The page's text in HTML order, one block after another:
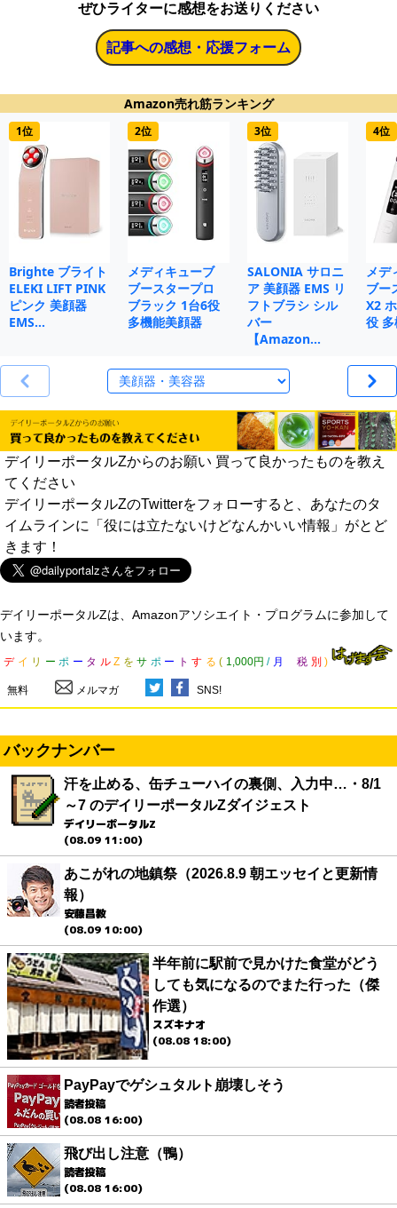
ぜひライターに感想をお送りください
記事への感想・応援フォーム
Amazon売れ筋ランキング
1位
Brighte ブライト
ELEKI LIFT PINK
ピンク 美顔器
EMS…
2位
メディキューブ
ブースタープロ
ブラック 1台6役
多機能美顔器
3位
SALONIA サロニ
ア 美顔器 EMS リ
フトブラシ シル
バー
【Amazon…
4位
メデ
ブー
X2
役
デイリーポータルZからのお願い 買って良かったものを教え
てください
デイリーポータルZのTwitterをフォローすると、あなたのタ
イムラインに「役には立たないけどなんかいい情報」がとど
きます！
デイリーポータルZは、Amazonアソシエイト・プログラムに参加して
います。
デ イ リ ー ポ ー タ ル Z を サ ポ ー ト す る ( 1,000円 / 月 税 別 )
無料 メルマガ SNS!
バックナンバー
汗を止める、缶チューハイの裏側、入力中…・8/1
～7 のデイリーポータルZダイジェスト
デイリーポータルZ
(08.09 11:00)
あこがれの地鎮祭（2026.8.9 朝エッセイと更新情
報）
安藤昌教
(08.09 10:00)
半年前に駅前で見かけた食堂がどう
しても気になるのでまた行った（傑
作選）
スズキナオ
(08.08 18:00)
PayPayでゲシュタルト崩壊しそう
読者投稿
(08.08 16:00)
飛び出し注意（鴨）
読者投稿
(08.08 16:00)